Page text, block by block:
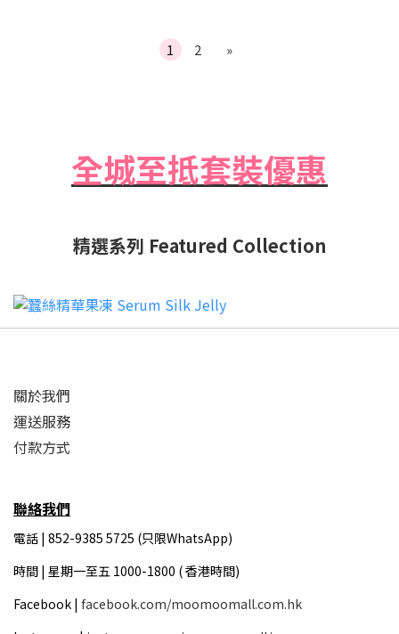
1 2 »
全城至抵套裝優惠
精選系列 Featured Collection
關於我們
運送服務
付款方式
聯絡我們
電話 | 852-9385 5725 (只限WhatsApp)
時間 | 星期一至五 1000-1800 ( 香港時間)
Facebook | facebook.com/moomoomall.com.hk